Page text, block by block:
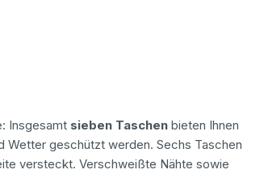
Insgesamt sieben Taschen bieten Ihnen
Wetter geschützt werden. Sechs Taschen
versteckt. Verschweißte Nähte sowie